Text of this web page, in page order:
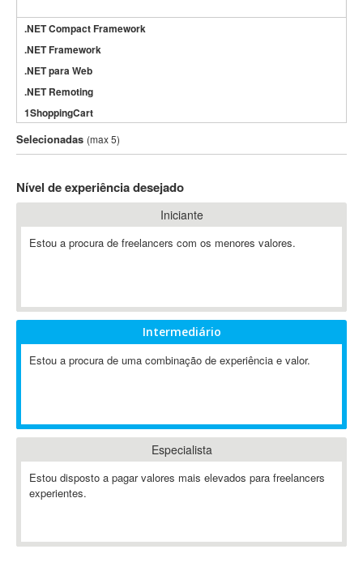
.NET Compact Framework
.NET Framework
.NET para Web
.NET Remoting
1ShoppingCart
3DS Max
3GSM
802.11
A-GPS
ABAP
Abaqus
ABBYY FineReader
Ableton
Ableton Push
Abstract
Selecionadas (max 5)
Nível de experiência desejado
Iniciante
Estou a procura de freelancers com os menores valores.
Intermediário
Estou a procura de uma combinação de experiência e valor.
Especialista
Estou disposto a pagar valores mais elevados para freelancers
experientes.